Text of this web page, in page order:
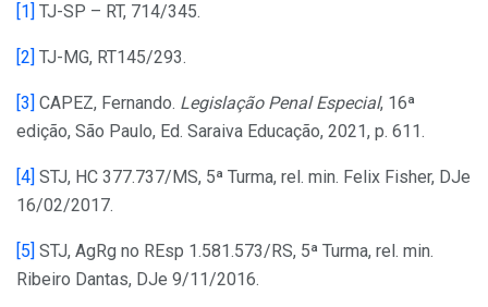
[1] TJ-SP – RT, 714/345.
[2] TJ-MG, RT145/293.
[3] CAPEZ, Fernando. Legislação Penal Especial, 16ª
edição, São Paulo, Ed. Saraiva Educação, 2021, p. 611.
[4] STJ, HC 377.737/MS, 5ª Turma, rel. min. Felix Fisher, DJe
16/02/2017.
[5] STJ, AgRg no REsp 1.581.573/RS, 5ª Turma, rel. min.
Ribeiro Dantas, DJe 9/11/2016.